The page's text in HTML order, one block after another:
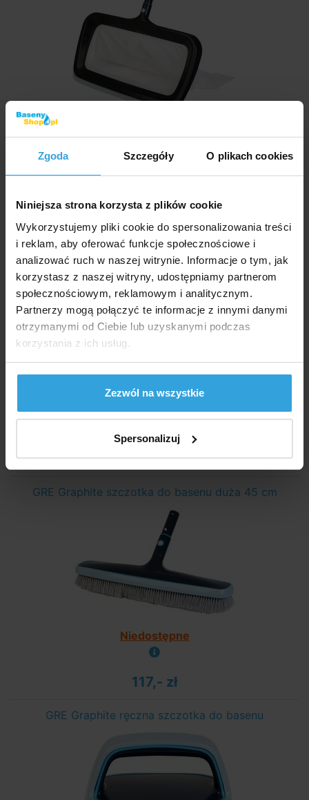
Zgoda Szczegóły O plikach cookies
Niniejsza strona korzysta z plików cookie
Wykorzystujemy pliki cookie do spersonalizowania treści
i reklam, aby oferować funkcje społecznościowe i
analizować ruch w naszej witrynie. Informacje o tym, jak
korzystasz z naszej witryny, udostępniamy partnerom
społecznościowym, reklamowym i analitycznym.
Partnerzy mogą połączyć te informacje z innymi danymi
otrzymanymi od Ciebie lub uzyskanymi podczas
korzystania z ich usług.
Zezwól na wszystkie
Spersonalizuj
W Magazynie > 10 szt
we czwartek u was
122,- zł
do koszyka
GRE Graphite szczotka do basenu mała 25 cm
Niedostępne
83,50 zł
GRE Graphite szczotka do basenu duża 45 cm
Niedostępne
117,- zł
GRE Graphite ręczna szczotka do basenu